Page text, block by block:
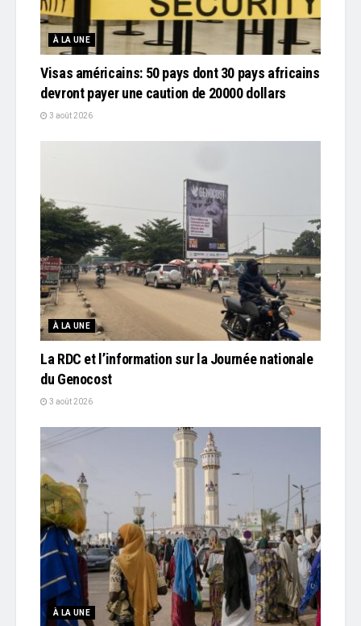
À LA UNE
Visas américains: 50 pays dont 30 pays africains
devront payer une caution de 20000 dollars
3 août 2026
À LA UNE
La RDC et l’information sur la Journée nationale
du Genocost
3 août 2026
À LA UNE